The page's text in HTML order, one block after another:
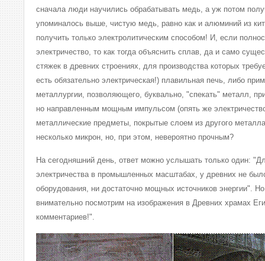
сначала люди научились обрабатывать медь, а уж потом
упоминалось выше, чистую медь, равно как и алюминий из
получить только электролитическим способом! И, если
электричество, то как тогда объяснить сплав, да и само
стяжек в древних строениях, для производства которых
есть обязательно электрическая!) плавильная печь, либо
металлургии, позволяющего, буквально, "спекать" металл,
но направленным мощным импульсом (опять же
металлические предметы, покрытые слоем из другого
несколько микрон, но, при этом, невероятно прочным?
На сегодняшний день, ответ можно услышать только один:
электричества в промышленных масштабах, у древних не
оборудования, ни достаточно мощных источников энергии".
внимательно посмотрим на изображения в Древних храмах
комментариев!".